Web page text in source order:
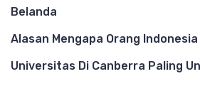
Belanda
Alasan Mengapa Orang
Universitas Di Canberra Paling